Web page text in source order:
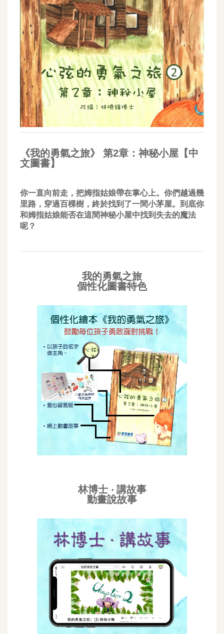
《我的勇氣之旅》 第2章：神秘小屋【中
文圖書】
你一直向前走，把姆指姑娘帶在掌心上。你們越過幾
里路，穿過百棵樹，終於找到了一間小茅屋。到底你
和姆指姑娘能否在這間神秘小屋中找到失去的魔法
呢？
我的勇氣之旅
個性化圖書特色
林博士 ‧ 講故事
動畫說故事